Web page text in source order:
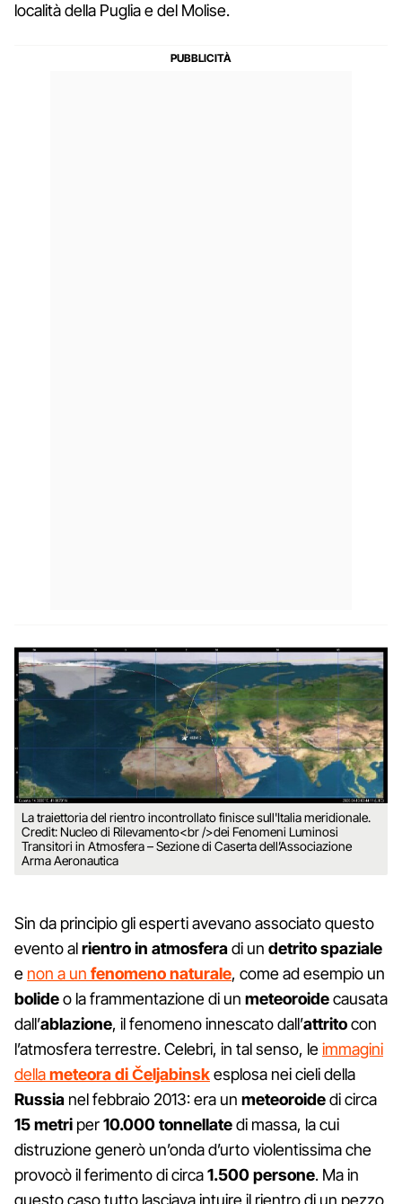
località della Puglia e del Molise.
La traiettoria del rientro incontrollato finisce sull'Italia meridionale.
Credit: Nucleo di Rilevamento<br />dei Fenomeni Luminosi
Transitori in Atmosfera – Sezione di Caserta dell’Associazione
Arma Aeronautica
Sin da principio gli esperti avevano associato questo
evento alrientro in atmosferadi un detrito spaziale
e non a un fenomeno naturale, come ad esempio un
bolideo la frammentazione di un meteoroidecausata
dall’ablazione, il fenomeno innescato dall’attritocon
l’atmosfera terrestre. Celebri, in tal senso, leimmagini
dellameteora di Čeljabinskesplosa nei cieli della
Russia nel febbraio 2013: era un meteoroidedi circa
15 metri per10.000 tonnellatedi massa, la cui
distruzione generò un’onda d’urto violentissima che
provocò il ferimento di circa1.500 persone. Ma in
questo caso tutto lasciava intuire il rientro di un pezzo